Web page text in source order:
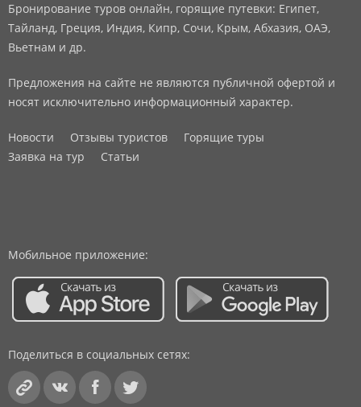
Бронирование туров онлайн, горящие путевки: Египет,
Тайланд, Греция, Индия, Кипр, Сочи, Крым, Абхазия, ОАЭ,
Вьетнам и др.
Предложения на сайте не являются публичной офертой и
носят исключительно информационный характер.
Новости Отзывы туристов
Горящие туры
Заявка на тур
Статьи
Мобильное приложение:
Поделиться в социальных сетях: